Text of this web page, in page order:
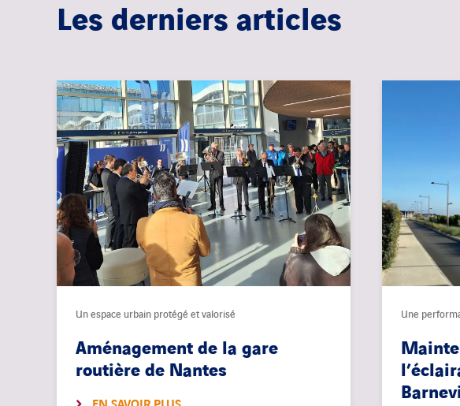
Les derniers articles
Un espace urbain protégé et valorisé
Aménagement de la gare
routière de Nantes
Une